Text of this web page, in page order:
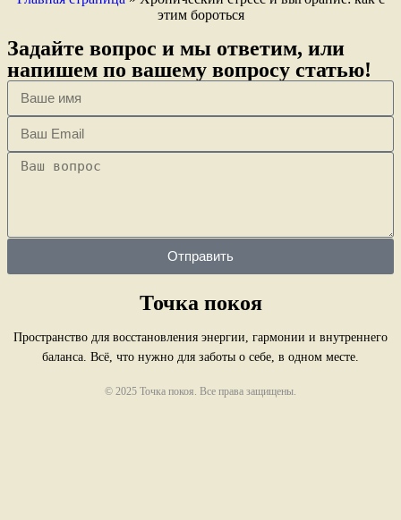
этим бороться
Задайте вопрос и мы ответим, или
напишем по вашему вопросу статью!
Отправить
Точка покоя
Пространство для восстановления энергии, гармонии и внутреннего
баланса. Всё, что нужно для заботы о себе, в одном месте.
© 2025 Точка покоя. Все права защищены.